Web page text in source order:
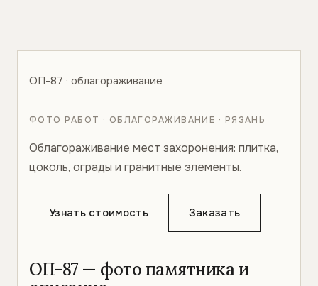
ОП-87 · облагораживание
ФОТО РАБОТ · ОБЛАГОРАЖИВАНИЕ · РЯЗАНЬ
Облагораживание мест захоронения: плитка,
цоколь, ограды и гранитные элементы.
Узнать стоимость Заказать
ОП-87 — фото памятника и